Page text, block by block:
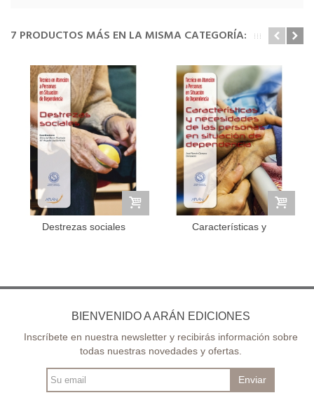
7 PRODUCTOS MÁS EN LA MISMA CATEGORÍA:
Destrezas sociales
Características y
BIENVENIDO A ARÁN EDICIONES
Inscríbete en nuestra newsletter y recibirás información sobre
todas nuestras novedades y ofertas.
Enviar